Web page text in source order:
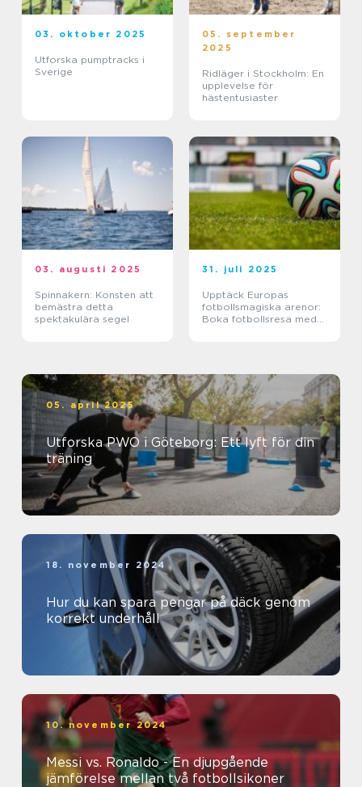
03. oktober 2025
Utforska pumptracks i
Sverige
05. september
2025
Ridläger i Stockholm: En
upplevelse för
hästentusiaster
03. augusti 2025
Spinnakern: Konsten att
bemästra detta
spektakulära segel
31. juli 2025
Upptäck Europas
fotbollsmagiska arenor:
Boka fotbollsresa med
05. april 2025
Utforska PWO i Göteborg: Ett lyft för din
träning
18. november 2024
Hur du kan spara pengar på däck genom
korrekt underhåll
10. november 2024
Messi vs. Ronaldo - En djupgående
jämförelse mellan två fotbollsikoner